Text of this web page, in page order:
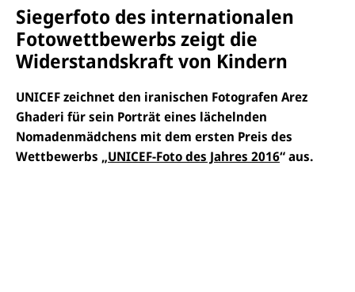
Siegerfoto des internationalen
Fotowettbewerbs zeigt die
Widerstandskraft von Kindern
UNICEF zeichnet den iranischen Fotografen Arez
Ghaderi für sein Porträt eines lächelnden
Nomadenmädchens mit dem ersten Preis des
Wettbewerbs „UNICEF-Foto des Jahres 2016“ aus.